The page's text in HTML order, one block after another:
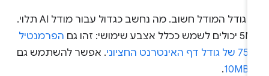
גם גודל המודל חשוב. מה נחשב כגדול עבור מודל AI תלוי.
הפרמנטיל
. אפשר להשתמש גם
10MB
.